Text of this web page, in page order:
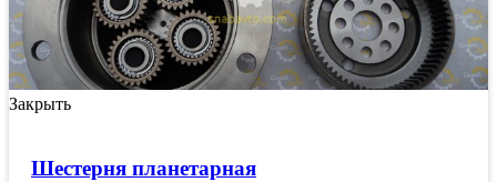
Закрыть
Шестерня планетарная